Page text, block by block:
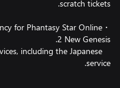
for Phantasy Star Online
including the Japanese